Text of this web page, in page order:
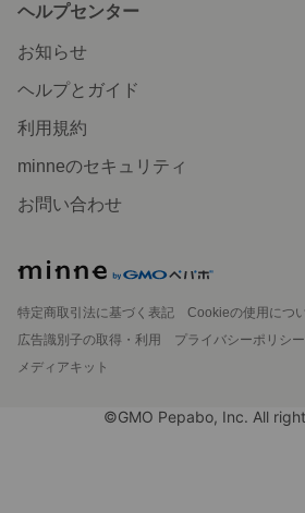
ヘルプセンター
お知らせ
ヘルプとガイド
利用規約
minneのセキュリティ
お問い合わせ
特定商取引法に基づく表記
Cookieの使用につ
広告識別子の取得・利用
プライバシーポリシー
メディアキット
©GMO Pepabo, Inc. All